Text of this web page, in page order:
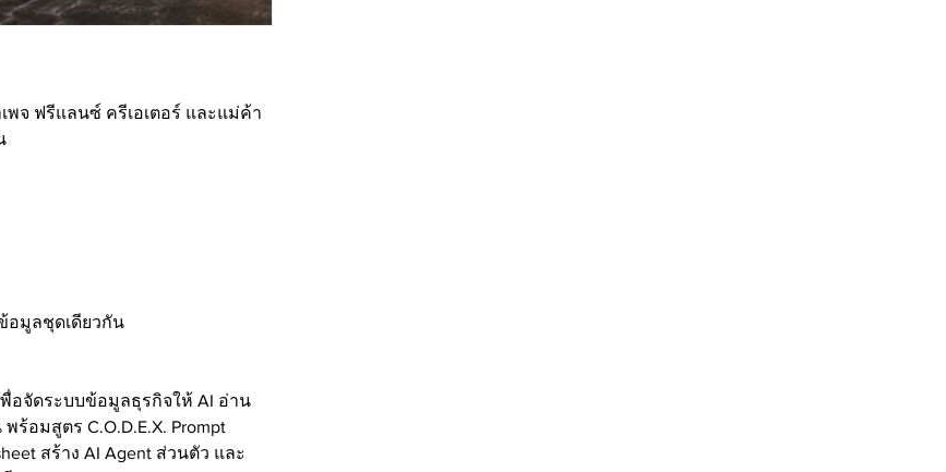
พจ ฟรีแลนซ์ ครีเอเตอร์ และแม่ค้า
อมูลชุดเดียวกัน
อจัดระบบข้อมูลธุรกิจให้ AI อ่าน
ร้อมสูตร C.O.D.E.X. Prompt
สร้าง AI Agent ส่วนตัว และ